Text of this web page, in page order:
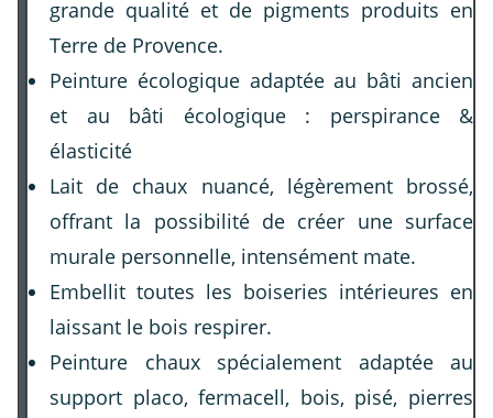
grande qualité et de pigments produits en
Terre de Provence.
Peinture écologique adaptée au bâti ancien
et au bâti écologique : perspirance &
élasticité
Lait de chaux nuancé, légèrement brossé,
offrant la possibilité de créer une surface
murale personnelle, intensément mate.
Embellit toutes les boiseries intérieures en
laissant le bois respirer.
Peinture chaux spécialement adaptée au
support placo, fermacell, bois, pisé, pierres